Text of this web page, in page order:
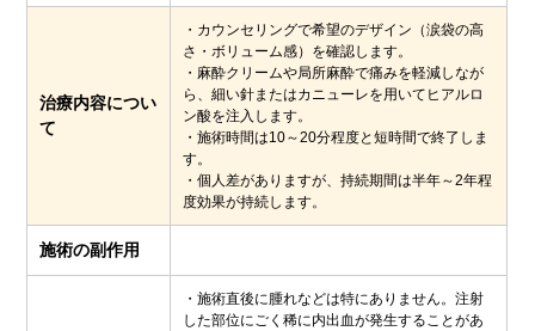
治療内容につい
て
・カウンセリングで希望のデザイン（涙袋の高
さ・ボリューム感）を確認します。
・麻酔クリームや局所麻酔で痛みを軽減しなが
ら、細い針またはカニューレを用いてヒアルロ
ン酸を注入します。
・施術時間は10～20分程度と短時間で終了しま
す。
・個人差がありますが、持続期間は半年～2年程
度効果が持続します。
施術の副作用
・施術直後に腫れなどは特にありません。注射
した部位にごく稀に内出血が発生することがあ